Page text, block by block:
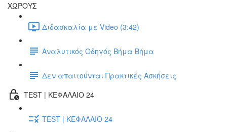
ΧΩΡΟΥΣ
Διδασκαλία με Video (3:42)
Αναλυτικός Οδηγός Βήμα Βήμα
Δεν απαιτούνται Πρακτικές Ασκήσεις
TEST | ΚΕΦΑΛΑΙΟ 24
TEST | ΚΕΦΑΛΑΙΟ 24